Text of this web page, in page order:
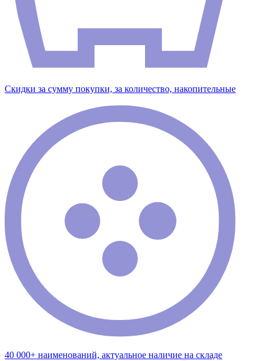
Скидки за сумму покупки, за количество, накопительные
40 000+ наименований, актуальное наличие на складе